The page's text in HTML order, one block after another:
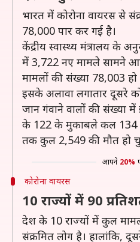
भारत में कोरोना वायरस से
78,000 पार कर गई है।
केंद्रीय स्वास्थ्य मंत्रालय के
में 3,722 नए मामले सामने
मामलों की संख्या 78,003 हो
इसके अलावा लगातार दूसरे
जान गंवाने वालों की संख्या
के 122 के मुकाबले कल 134
तक कुल 2,549 की मौत हो
आपने 20%
कोरोना वायरस
10 राज्यों में 90
देश के 10 राज्यों में कुल
संक्रमित लोग है। हालांकि,